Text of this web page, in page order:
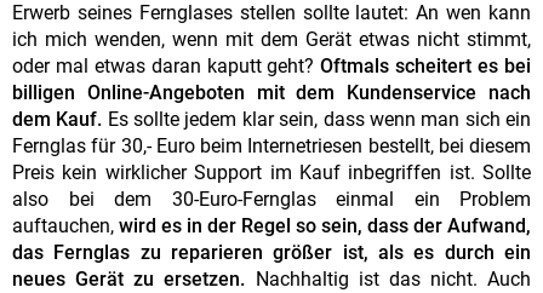
Erwerb seines Fernglases stellen sollte lautet: An wen kann
ich mich wenden, wenn mit dem Gerät etwas nicht stimmt,
oder mal etwas daran kaputt geht?Oftmals scheitert es bei
billigen Online-Angeboten mit dem Kundenservice nach
dem Kauf. Es sollte jedem klar sein, dass wenn man sich ein
Fernglas für 30,- Euro beim Internetriesen bestellt, bei diesem
Preis kein wirklicher Support im Kauf inbegriffen ist. Sollte
also bei dem 30-Euro-Fernglas einmal ein Problem
auftauchen, wird es in der Regel so sein, dass der Aufwand,
das Fernglas zu reparieren größer ist, als es durch ein
neues Gerät zu ersetzen. Nachhaltig ist das nicht. Auch